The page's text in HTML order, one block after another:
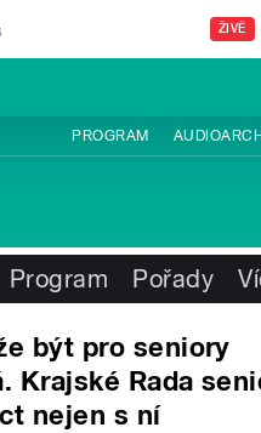
ŽIVĚ
PROGRAM
Program Pořady
být pro seniory
Krajské Rada
nejen s ní